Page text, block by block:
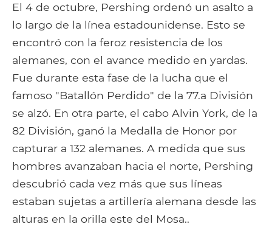
El 4 de octubre, Pershing ordenó un asalto a
lo largo de la línea estadounidense. Esto se
encontró con la feroz resistencia de los
alemanes, con el avance medido en yardas.
Fue durante esta fase de la lucha que el
famoso "Batallón Perdido" de la 77.a División
se alzó. En otra parte, el cabo Alvin York, de la
82 División, ganó la Medalla de Honor por
capturar a 132 alemanes. A medida que sus
hombres avanzaban hacia el norte, Pershing
descubrió cada vez más que sus líneas
estaban sujetas a artillería alemana desde las
alturas en la orilla este del Mosa..